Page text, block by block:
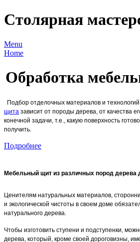
Столярная
Menu
Home
Обработка
Подбор отделочных материалов и
щита зависит от породы дерева, от качества
конечной задачи, т.е., какую поверхность
получить.
Подробнее
Мебельный щит из различных пород дерева
Ценителям натуральных материалов,
и экологической чистоты в своем доме
натурального дерева.
Чтобы изготовить ступени и подступенки,
дерева, который, кроме своей дороговизны,